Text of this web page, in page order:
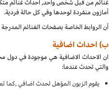
غنائم من قبل شخص واحد, احداث غنائم
أمازون منفردة لوحدها وفي كل حالة فردية.
أن الروابط الخاصة بصفحات الغنائم
ب) احداث اضافية
ان الاحداث الاضافية هي موجودة في دول
والتي تحدث عندما:
يقوم الزبون المؤهل لحدث اضافي